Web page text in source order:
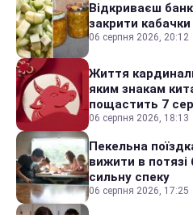
Відкриваєш
закрити кабачки
06 серпня 2026, 20:12
Життя
яким знакам
пощастить 7
06 серпня 2026, 18:13
Пекельна
вижити в потязі
сильну спеку
06 серпня 2026, 17:25